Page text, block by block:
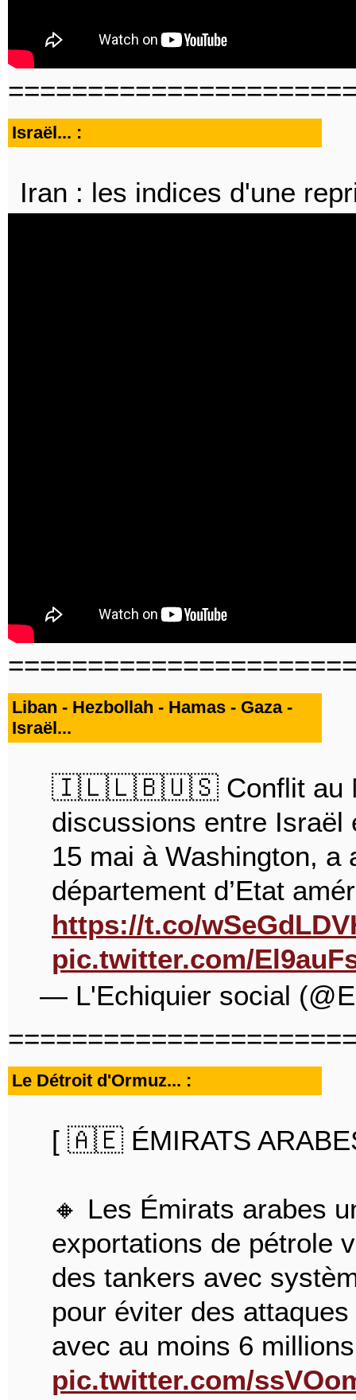
Israël... :
Iran : les indices d'une
Liban - Hezbollah - Hamas - Gaza -
Israël...
🇮🇱🇱🇧🇺🇸 Conflit au
discussions entre Israël
15 mai à Washington, a
département d’Etat
https://t.co/
pic.twitter.com/
— L'Echiquier social
Le Détroit d'Ormuz... :
[ 🇦🇪 ÉMIRATS
🔸 Les Émirats arabes
exportations de pétrole
des tankers avec
pour éviter des
avec au moins 6
pic.twitter.com/